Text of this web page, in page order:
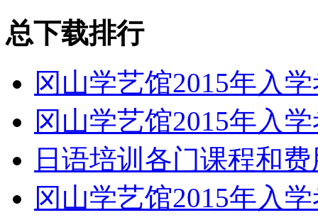
总下载排行
冈山学艺馆2015年入
冈山学艺馆2015年入
日语培训各门课程和
冈山学艺馆2015年入